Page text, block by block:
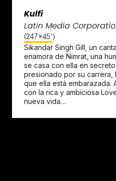
Kulfi
Latin Media
(247x45')
Sikandar Singh Gill, un
enamora de Nimrat, una
se casa con ella en
presionado por su carrera,
que ella está embarazada.
con la rica y ambiciosa
nueva vida…